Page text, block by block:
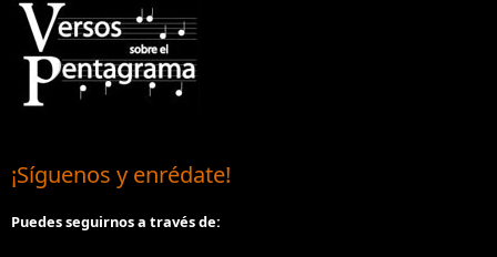
¡Síguenos y enrédate!
Puedes seguirnos a través de: